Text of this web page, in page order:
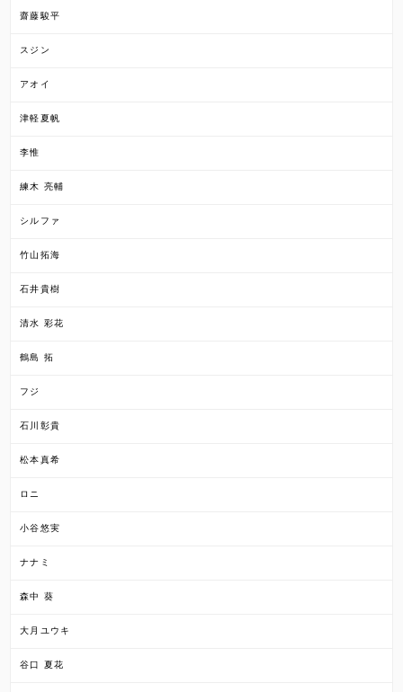
齋藤駿平
スジン
アオイ
津軽夏帆
李惟
練木 亮輔
シルファ
竹山拓海
石井貴樹
清水 彩花
鶴島 拓
フジ
石川彰貴
松本真希
ロニ
小谷悠実
ナナミ
森中 葵
大月ユウキ
谷口 夏花